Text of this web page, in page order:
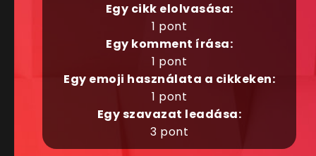
Egy cikk elolvasása:
1 pont
Egy komment írása:
1 pont
Egy emoji használata a cikkeken:
1 pont
Egy szavazat leadása:
3 pont